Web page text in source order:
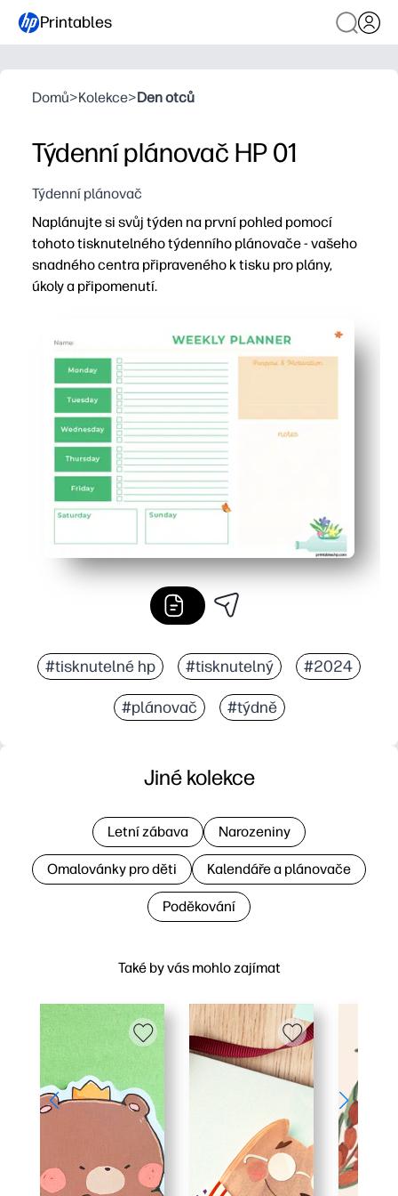
Printables
Domů>Kolekce>Den otců
Týdenní plánovač HP 01
Týdenní plánovač
Naplánujte si svůj týden na první pohled pomocí
tohoto tisknutelného týdenního plánovače - vašeho
snadného centra připraveného k tisku pro plány,
úkoly a připomenutí.
Bez přípravy, pohodlí při tisku a použití - stáhněte si
Vhodné pro děti a připravené pro třídu - pomozte
Udržuje vaši rodinu sladěnou - můžete vidět schůzky,
Flexibilní pro jakoukoli rutinu - použijte ji pro plány
#tisknutelné hp #tisknutelný #2024
#plánovač #týdně
Také by vás mohlo zajímat
Jiné kolekce
Letní zábava Narozeniny
Omalovánky pro děti Kalendáře a plánovače
Poděkování